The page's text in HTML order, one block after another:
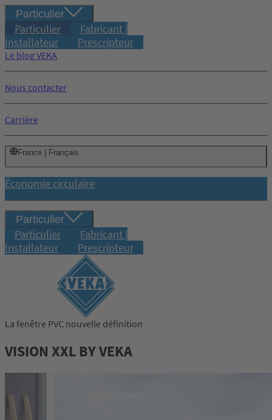
Particulier
Particulier
Fabricant |
Installateur
Prescripteur
Le blog VEKA
Nous contacter
Carrière
France | Français
Économie circulaire
Particulier
Particulier
Fabricant |
Installateur
Prescripteur
La fenêtre PVC nouvelle définition
VISION XXL BY VEKA